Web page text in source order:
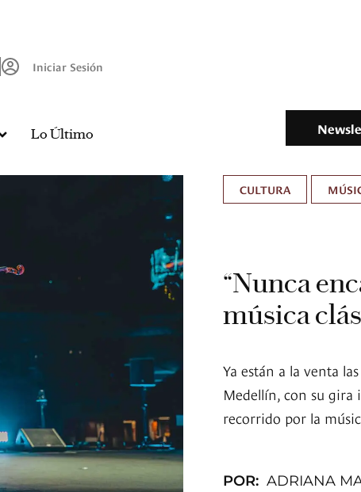
Iniciar Sesión
Lo Último
CULTURA
“Nunca
música
Ya están a la venta
Medellín, con su gira
recorrido por la
POR: ADRIANA